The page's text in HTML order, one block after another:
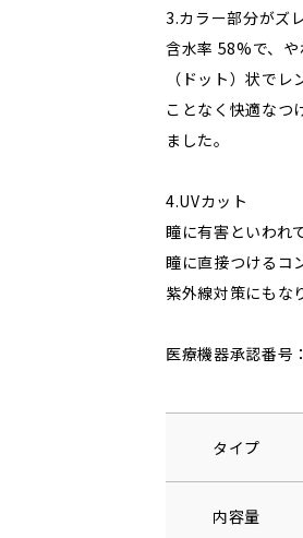
3.カラー部分がズ
含水率 58%で、
（ドット）状で
ことなく快適なつ
ました。
4.UVカット
瞳に有害といわれ
瞳に直接つけるコ
紫外線対策にもな
医療機器承認番
タイプ
内容量